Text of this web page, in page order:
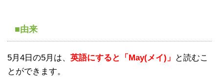
■由来
5月4日の5月は、 英語にすると「May(メイ)」
と読むこ
とができます。